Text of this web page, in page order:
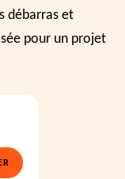
débarras et
pour un projet